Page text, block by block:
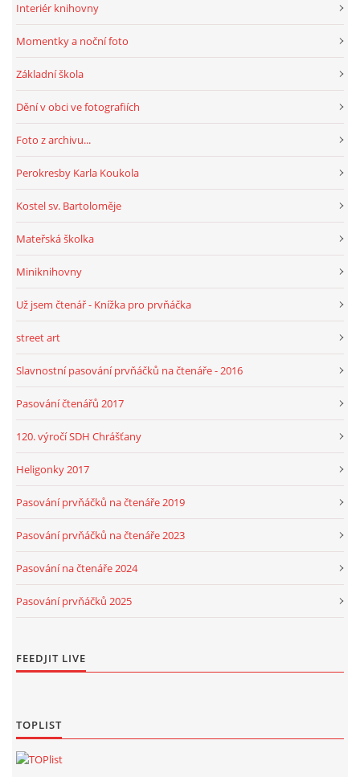
SLUŽBY
HRY, KVÍZY, VZDĚLÁVÁNÍ ON-LINE
© 2026 eStránky.cz Aktualizováno: 1. 8. 2026
Interiér knihovny
Momentky a noční foto
Základní škola
Dění v obci ve fotografiích
Foto z archivu...
Perokresby Karla Koukola
Kostel sv. Bartoloměje
Mateřská školka
Miniknihovny
Už jsem čtenář - Knížka pro prvňáčka
street art
Slavnostní pasování prvňáčků na čtenáře - 2016
Pasování čtenářů 2017
120. výročí SDH Chrášťany
Heligonky 2017
Pasování prvňáčků na čtenáře 2019
Pasování prvňáčků na čtenáře 2023
Pasování na čtenáře 2024
Pasování prvňáčků 2025
FEEDJIT LIVE
TOPLIST